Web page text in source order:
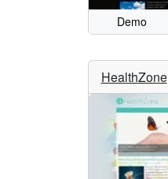
Demo
HealthZone